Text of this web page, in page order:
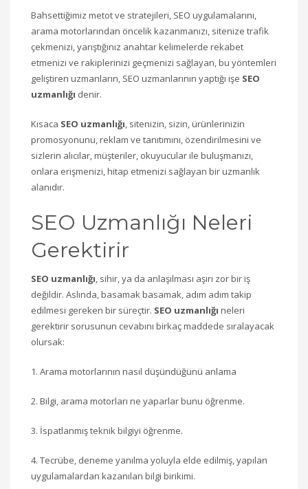
Bahsettiğimiz metot ve stratejileri, SEO uygulamalarını,
arama motorlarından öncelik kazanmanızı, sitenize trafik
çekmenizi, yarıştığınız anahtar kelimelerde rekabet
etmenizi ve rakiplerinizi geçmenizi sağlayan, bu yöntemleri
geliştiren uzmanların, SEO uzmanlarının yaptığı işe SEO
uzmanlığı denir.
Kısaca SEO uzmanlığı, sitenizin, sizin, ürünlerinizin
promosyonunu, reklam ve tanıtımını, özendirilmesini ve
sizlerin alıcılar, müşteriler, okuyucular ile buluşmanızı,
onlara erişmenizi, hitap etmenizi sağlayan bir uzmanlık
alanıdır.
SEO Uzmanlığı Neleri
Gerektirir
SEO uzmanlığı, sihir, ya da anlaşılması aşırı zor bir iş
değildir. Aslında, basamak basamak, adım adım takip
edilmesi gereken bir süreçtir. SEO uzmanlığı neleri
gerektirir sorusunun cevabını birkaç maddede sıralayacak
olursak:
1. Arama motorlarının nasıl düşündüğünü anlama
2. Bilgi, arama motorları ne yaparlar bunu öğrenme.
3. İspatlanmış teknik bilgiyi öğrenme.
4. Tecrübe, deneme yanılma yoluyla elde edilmiş, yapılan
uygulamalardan kazanılan bilgi birikimi.